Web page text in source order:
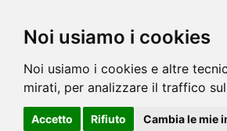
Noi usiamo i cookies
Noi usiamo i cookies e altre
mirati, per analizzare il traffico
Accetto Rifiuto Cambia le mie